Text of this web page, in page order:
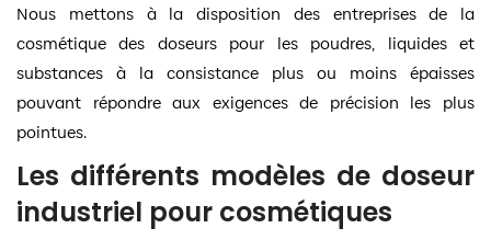
Nous mettons à la disposition des entreprises de la
cosmétique des doseurs pour les poudres, liquides et
substances à la consistance plus ou moins épaisses
pouvant répondre aux exigences de précision les plus
pointues.
Les différents modèles de doseur
industriel pour cosmétiques